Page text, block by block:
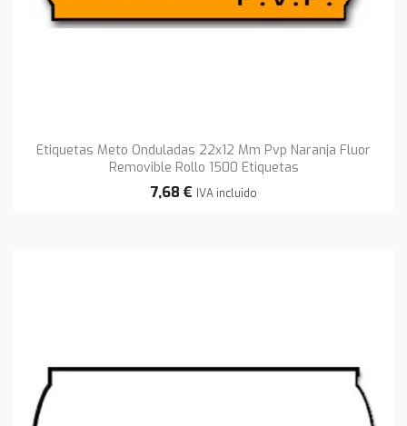
Etiquetas Meto Onduladas 22x12 Mm Pvp Naranja Fluor
Removible Rollo 1500 Etiquetas
7,68 € IVA incluido